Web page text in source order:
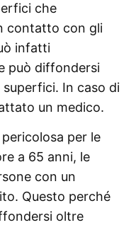
che
contatto con gli
infatti
può diffondersi
In caso di
un medico.
per le
a 65 anni, le
con un
Questo perché
oltre